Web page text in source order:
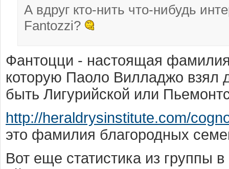
А вдруг кто-нить что-нибудь
Fantozzi?
Фантоцци - настоящая фамилия
которую Паоло Вилладжо
быть Лигурийской или
http://heraldrysinstitute.com/
это фамилия благородных
Вот еще статистика из группы